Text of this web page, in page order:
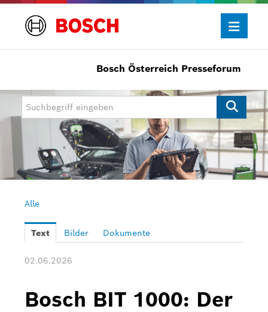
Presseinformationen
Allgemein/Wirtschaft
Bosch Innovationspreis
eBike Systems
Mobility
Power Tools
Buderus
Bosch Österreich Presseforum
Alle
Text Bilder Dokumente
02.06.2026
Bosch BIT 1000: Der